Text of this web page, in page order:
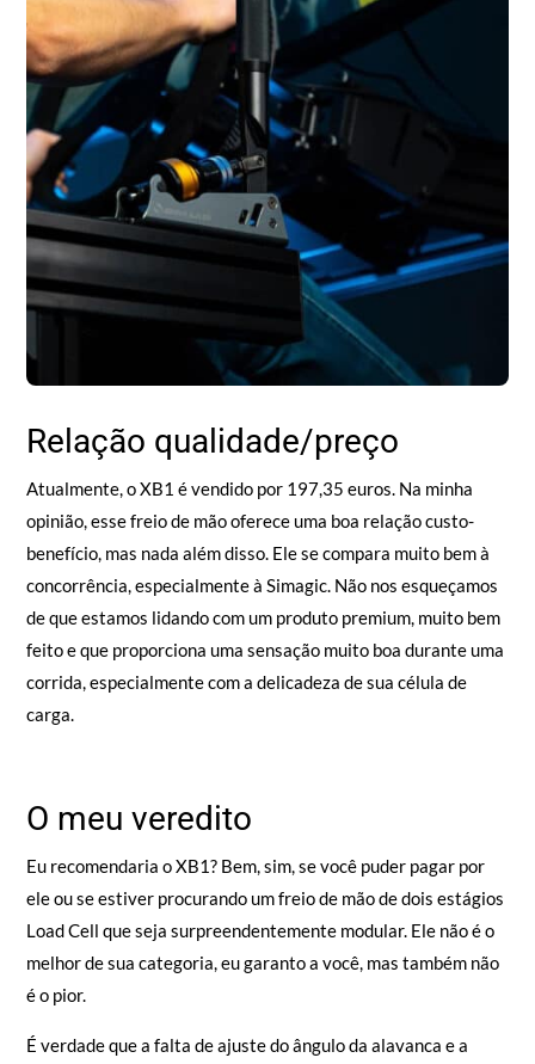
Relação qualidade/preço
Atualmente, o XB1 é vendido por 197,35 euros. Na minha
opinião, esse freio de mão oferece uma boa relação custo-
benefício, mas nada além disso. Ele se compara muito bem à
concorrência, especialmente à Simagic. Não nos esqueçamos
de que estamos lidando com um produto premium, muito bem
feito e que proporciona uma sensação muito boa durante uma
corrida, especialmente com a delicadeza de sua célula de
carga.
O meu veredito
Eu recomendaria o XB1? Bem, sim, se você puder pagar por
ele ou se estiver procurando um freio de mão de dois estágios
Load Cell que seja surpreendentemente modular. Ele não é o
melhor de sua categoria, eu garanto a você, mas também não
é o pior.
É verdade que a falta de ajuste do ângulo da alavanca e a